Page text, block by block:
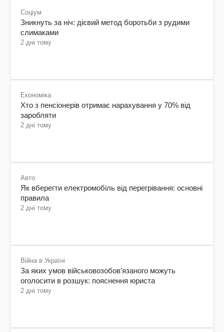
Соціум
Зникнуть за ніч: дієвий метод боротьби з рудими
слимаками
2 дні тому
Економіка
Хто з пенсіонерів отримає нарахування у 70% від
заробляти
2 дні тому
Авто
Як вберегти електромобіль від перегрівання: основні
правила
2 дні тому
Війна в Україні
За яких умов військовозобов’язаного можуть
оголосити в розшук: пояснення юриста
2 дні тому